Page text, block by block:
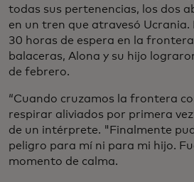
todas sus pertenencias, los dos
en un tren que atravesó Ucrania.
30 horas de espera en la
balaceras, Alona y su hijo
de febrero.
“Cuando cruzamos la frontera
respirar aliviados por primera
de un intérprete. "Finalmente
peligro para mí ni para mi hijo.
momento de calma.